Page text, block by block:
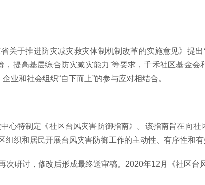
关于推进防灾减灾救灾体制机制改革的实施意见》提
，提高基层综合防灾减灾能力”等要求，千禾社区基金
业和社会组织“自下而上”的参与应对相结合。
心特制定《社区台风灾害防御指南》。该指南旨在向
织和居民开展台风灾害防御工作的主动性、有序性和有
次研讨，修改后形成最终送审稿。2020年12月《社区